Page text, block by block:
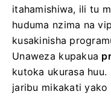
itahamishiwa, ili tu
huduma nzima na
kusakinisha
Unaweza kupakua
kutoka ukurasa
jaribu mikakati yako